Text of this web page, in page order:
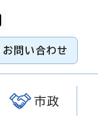
お問い合わせ
市政